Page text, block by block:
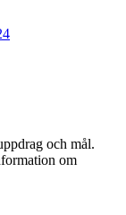
och mål.
om